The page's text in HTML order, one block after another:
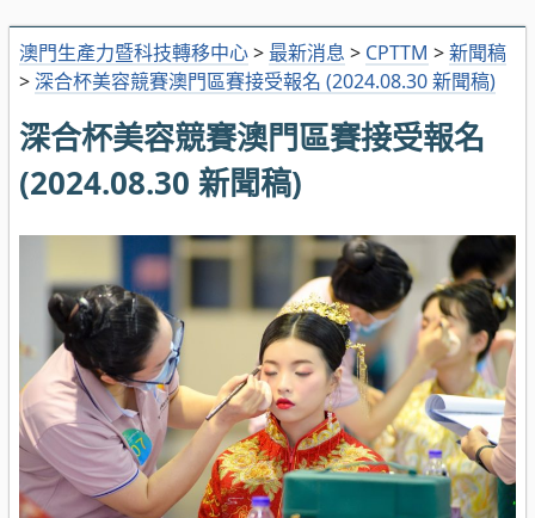
澳門生產力暨科技轉移中心> 最新消息 > CPTTM >新聞稿
>深合杯美容競賽澳門區賽接受報名 (2024.08.30 新聞稿)
深合杯美容競賽澳門區賽接受報名
(2024.08.30 新聞稿)